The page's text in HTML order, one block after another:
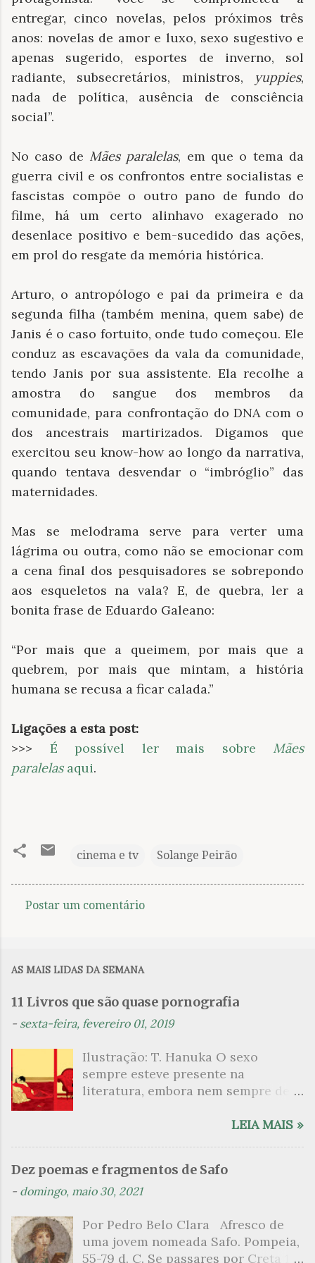
entregar, cinco novelas, pelos próximos três
anos: novelas de amor e luxo, sexo sugestivo e
apenas sugerido, esportes de inverno, sol
radiante, subsecretários, ministros, yuppies,
nada de política, ausência de consciência
social”.
No caso de Mães paralelas, em que o tema da
guerra civil e os confrontos entre socialistas e
fascistas compõe o outro pano de fundo do
filme, há um certo alinhavo exagerado no
desenlace positivo e bem-sucedido das ações,
em prol do resgate da memória histórica.
Arturo, o antropólogo e pai da primeira e da
segunda filha (também menina, quem sabe) de
Janis é o caso fortuito, onde tudo começou. Ele
conduz as escavações da vala da comunidade,
tendo Janis por sua assistente. Ela recolhe a
amostra do sangue dos membros da
comunidade, para confrontação do DNA com o
dos ancestrais martirizados. Digamos que
exercitou seu know-how ao longo da narrativa,
quando tentava desvendar o “imbróglio” das
maternidades.
Mas se melodrama serve para verter uma
lágrima ou outra, como não se emocionar com
a cena final dos pesquisadores se sobrepondo
aos esqueletos na vala? E, de quebra, ler a
bonita frase de Eduardo Galeano:
“Por mais que a queimem, por mais que a
quebrem, por mais que mintam, a história
humana se recusa a ficar calada.”
Ligações a esta post:
>>> É possível ler mais sobre Mães
paralelasaqui.
cinema e tv Solange Peirão
n
t
i
o
Postar um comentário
AS MAIS LIDAS DA SEMANA
11 Livros que são quase pornografia
- sexta-feira, fevereiro 01, 2019
Ilustração: T. Hanuka O sexo
sempre esteve presente na
literatura, embora nem sempre de
que mergulharam em sua própria
psicanalítico e findaram por revelar
a partir dessa intimidade o lado
apresenta um conjunto de livros
nos quais os escritores se
LEIA MAIS »
Dez poemas e fragmentos de Safo
- domingo, maio 30, 2021
Por Pedro Belo Clara Afresco de
uma jovem nomeada Safo. Pompeia,
55-79 d. C. Se passares por Creta 1